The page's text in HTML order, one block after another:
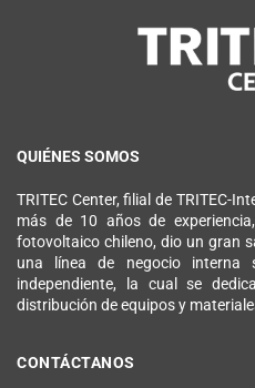
QUIÉNES SOMOS
TRITEC Center, filial de TRITEC-
más de 10 años de
fotovoltaico chileno, dio un gran
una línea de negocio interna
independiente, la cual se
distribución de equipos y
CONTÁCTANOS